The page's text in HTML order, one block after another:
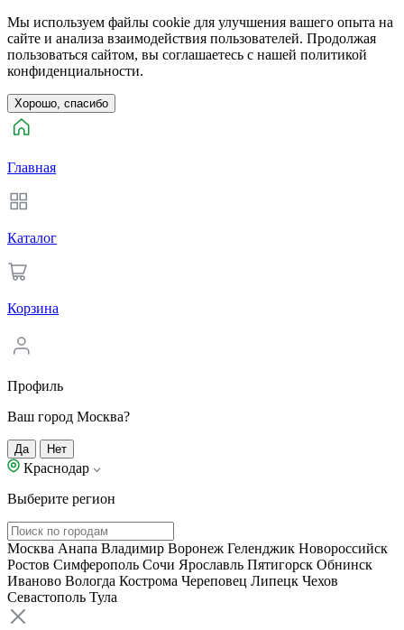
Мы используем файлы cookie для улучшения вашего опыта на
сайте и анализа взаимодействия пользователей. Продолжая
пользоваться сайтом, вы соглашаетесь с нашей политикой
конфиденциальности.
Хорошо, спасибо
Главная
Каталог
Корзина
Профиль
Ваш город Москва?
Да Нет
Краснодар
Выберите регион
Москва Анапа Владимир Воронеж Геленджик Новороссийск
Ростов Симферополь Сочи Ярославль Пятигорск Обнинск
Иваново Вологда Кострома Череповец Липецк Чехов
Севастополь Тула